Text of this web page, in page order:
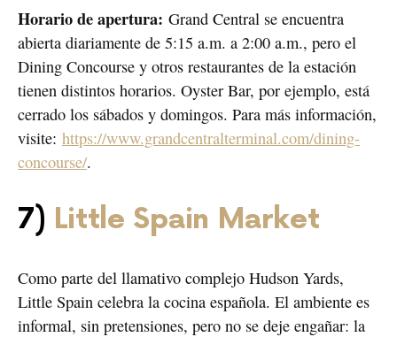
Horario de apertura: Grand Central se encuentra
abierta diariamente de 5:15 a.m. a 2:00 a.m., pero el
Dining Concourse y otros restaurantes de la estación
tienen distintos horarios. Oyster Bar, por ejemplo, está
cerrado los sábados y domingos. Para más información,
visite: https://www.grandcentralterminal.com/dining-
concourse/.
7) Little Spain Market
Como parte del llamativo complejo Hudson Yards,
Little Spain celebra la cocina española. El ambiente es
informal, sin pretensiones, pero no se deje engañar: la